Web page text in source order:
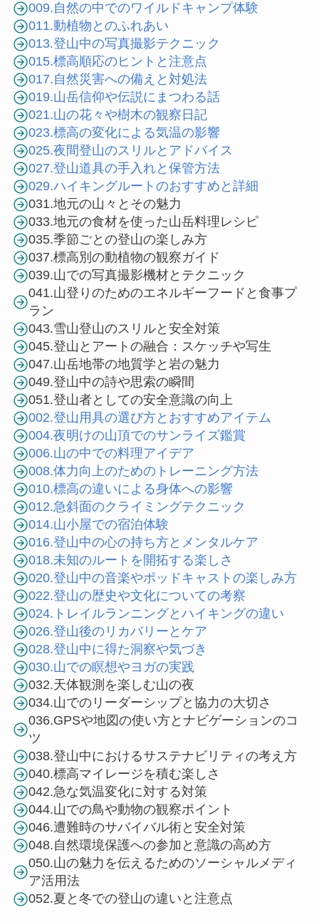
009.自然の中でのワイルドキャンプ体験
011.動植物とのふれあい
013.登山中の写真撮影テクニック
015.標高順応のヒントと注意点
017.自然災害への備えと対処法
019.山岳信仰や伝説にまつわる話
021.山の花々や樹木の観察日記
023.標高の変化による気温の影響
025.夜間登山のスリルとアドバイス
027.登山道具の手入れと保管方法
029.ハイキングルートのおすすめと詳細
031.地元の山々とその魅力
033.地元の食材を使った山岳料理レシピ
035.季節ごとの登山の楽しみ方
037.標高別の動植物の観察ガイド
039.山での写真撮影機材とテクニック
041.山登りのためのエネルギーフードと食事プ
ラン
043.雪山登山のスリルと安全対策
045.登山とアートの融合：スケッチや写生
047.山岳地帯の地質学と岩の魅力
049.登山中の詩や思索の瞬間
051.登山者としての安全意識の向上
002.登山用具の選び方とおすすめアイテム
004.夜明けの山頂でのサンライズ鑑賞
006.山の中での料理アイデア
008.体力向上のためのトレーニング方法
010.標高の違いによる身体への影響
012.急斜面のクライミングテクニック
014.山小屋での宿泊体験
016.登山中の心の持ち方とメンタルケア
018.未知のルートを開拓する楽しさ
020.登山中の音楽やポッドキャストの楽しみ方
022.登山の歴史や文化についての考察
024.トレイルランニングとハイキングの違い
026.登山後のリカバリーとケア
028.登山中に得た洞察や気づき
030.山での瞑想やヨガの実践
032.天体観測を楽しむ山の夜
034.山でのリーダーシップと協力の大切さ
036.GPSや地図の使い方とナビゲーションのコ
ツ
038.登山中におけるサステナビリティの考え方
040.標高マイレージを積む楽しさ
042.急な気温変化に対する対策
044.山での鳥や動物の観察ポイント
046.遭難時のサバイバル術と安全対策
048.自然環境保護への参加と意識の高め方
050.山の魅力を伝えるためのソーシャルメディ
ア活用法
052.夏と冬での登山の違いと注意点